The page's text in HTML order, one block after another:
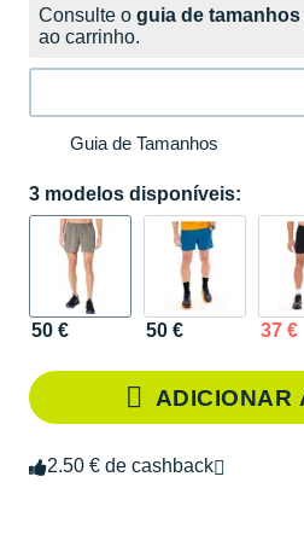
Consulte o guia de tamanhos
ao carrinho.
Guia de Tamanhos
3 modelos disponíveis:
50 € 50 € 37 €
ADICIONAR
2.50 € de cashback